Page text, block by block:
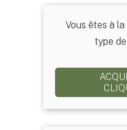
Vous êtes à
type